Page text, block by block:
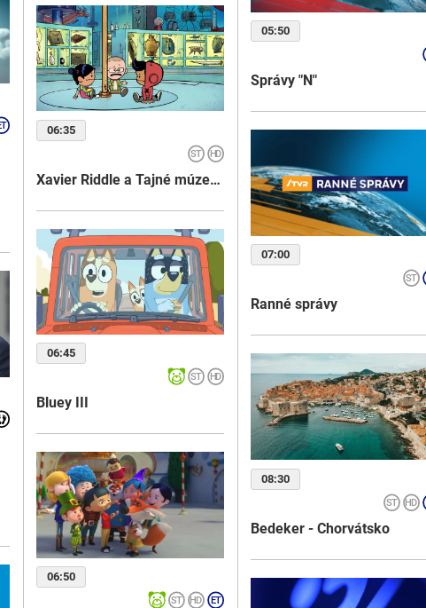
06:35
Xavier Riddle a Tajné múzeum
06:45
Bluey III
06:50
05:50
Správy "N"
07:00
Ranné správy
08:30
Bedeker - Chorvátsko